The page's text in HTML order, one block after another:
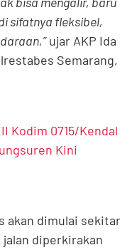
sifatnya fleksibel,
ujar AKP Ida
Semarang,
Kodim 0715/Kendal
Kini
akan dimulai sekitar
jalan diperkirakan